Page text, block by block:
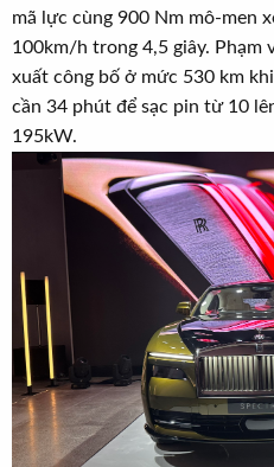
mã lực cùng 900 Nm mô-men
100km/h trong 4,5 giây. Phạm
xuất công bố ở mức 530 km
cần 34 phút để sạc pin từ 10
195kW.